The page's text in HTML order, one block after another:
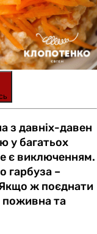
з давніх-давен
у багатьох
є виключенням.
гарбуза –
ж поєднати
поживна та